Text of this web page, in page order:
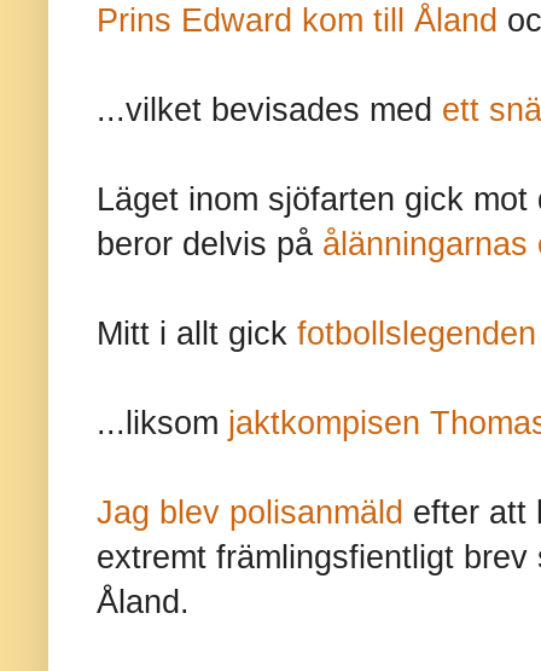
Prins Edward kom till Åland
...vilket bevisades med ett
Läget inom sjöfarten gick
beror delvis på
Mitt i allt gick fotbollslegenden
...liksom jaktkompisen
Jag blev polisanmäld efter att
extremt främlingsfientligt
Åland.